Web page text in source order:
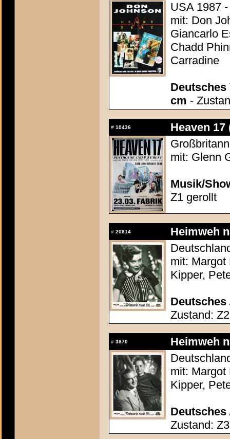
USA 1987
mit: Don
Giancarlo
Chadd
Carradine
Deutsches
cm -
# 10436
Heaven 17
mit: Glenn
Musik/
Z1 gerollt
# 20814
Heimweh
mit: Margot
Kipper,
Deutsches
Zustand: Z2
# 3870
Heimweh
mit: Margot
Kipper,
Deutsches
Zustand: Z3